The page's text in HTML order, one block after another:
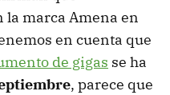
marca Amena en
en cuenta que
de gigas se ha
, parece que